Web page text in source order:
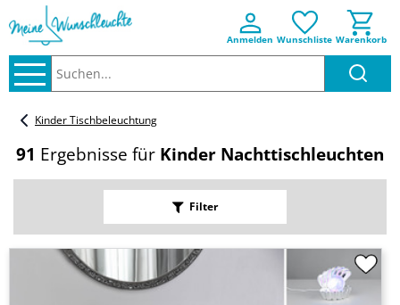
Anmelden Wunschliste Warenkorb
Kinder Tischbeleuchtung
91 Ergebnisse für Kinder Nachttischleuchten
Filter